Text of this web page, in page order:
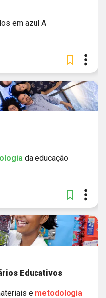
em azul A
da educação
Educativos
e metodologia